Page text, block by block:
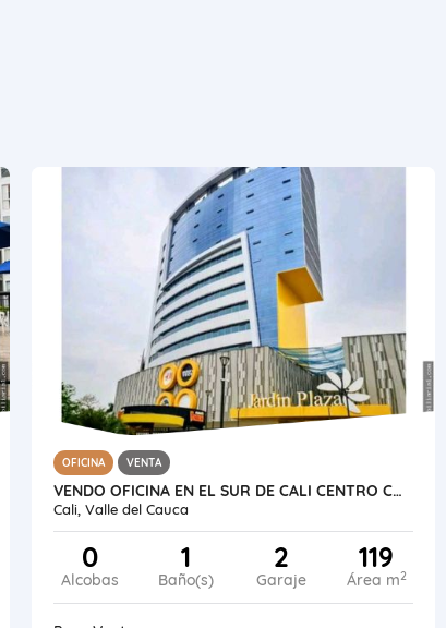
OFICINA VENTA
VENDO OFICINA EN EL SUR DE CALI CENTRO COMERCIAL JARDIN PLAZA AREA 119
Cali, Valle del Cauca
0
Alcobas
1
Baño(s)
2
Garaje
119
Área m2